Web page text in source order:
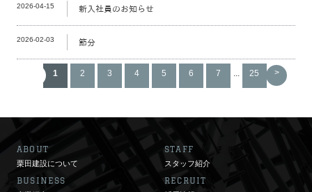
2026-04-15 新入社員のお知らせ
2026-02-03 節分
1 2 3 4 5 6 7 25 >
ABOUT STAFF
栗田建設について スタッフ紹介
BUSINESS RECRUIT